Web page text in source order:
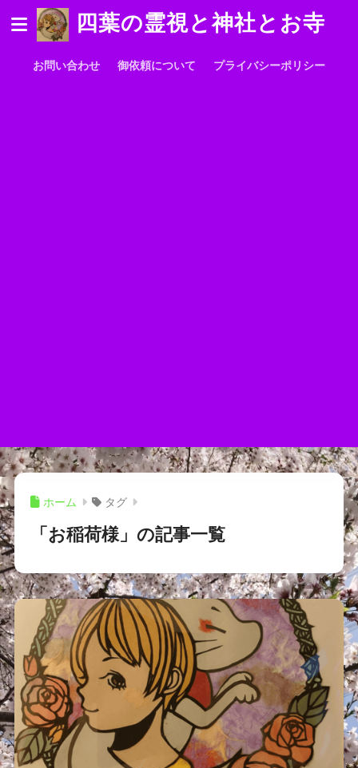
四葉の霊視と神社とお寺
お問い合わせ 御依頼について プライバシーポリシー
ホーム タグ
「お稲荷様」の記事一覧